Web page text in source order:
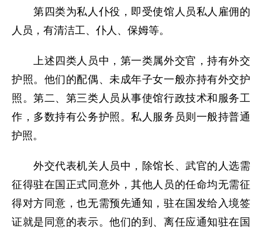
第四类为私人仆役，即受使馆人员私人雇佣的
人员，有清洁工、仆人、保姆等。
上述四类人员中，第一类属外交官，持有外交
护照。他们的配偶、未成年子女一般亦持有外交护
照。第二、第三类人员从事使馆行政技术和服务工
作，多数持有公务护照。私人服务员则一般持普通
护照。
外交代表机关人员中，除馆长、武官的人选需
征得驻在国正式同意外，其他人员的任命均无需征
得对方同意，也无需预先通知，驻在国发给入境签
证就是同意的表示。他们的到、离任应通知驻在国